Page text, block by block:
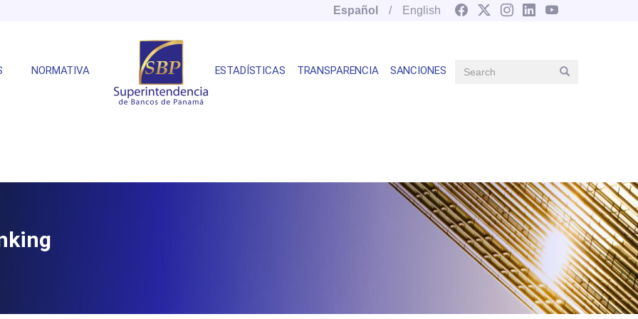
Español English
NORMATIVA ESTADÍSTICAS TRANSPARENCIA SANCIONES Search Search